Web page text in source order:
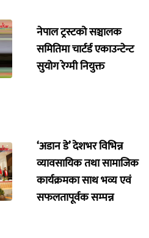
नेपाल ट्रस्टको सञ्चालक
समितिमा चार्टर्ड एकाउन्टेन्ट
सुयोग रेग्मी नियुक्त
‘अडान डे’ देशभर विभिन्न
व्यावसायिक तथा सामाजिक
कार्यक्रमका साथ भव्य एवं
सफलतापूर्वक सम्पन्न